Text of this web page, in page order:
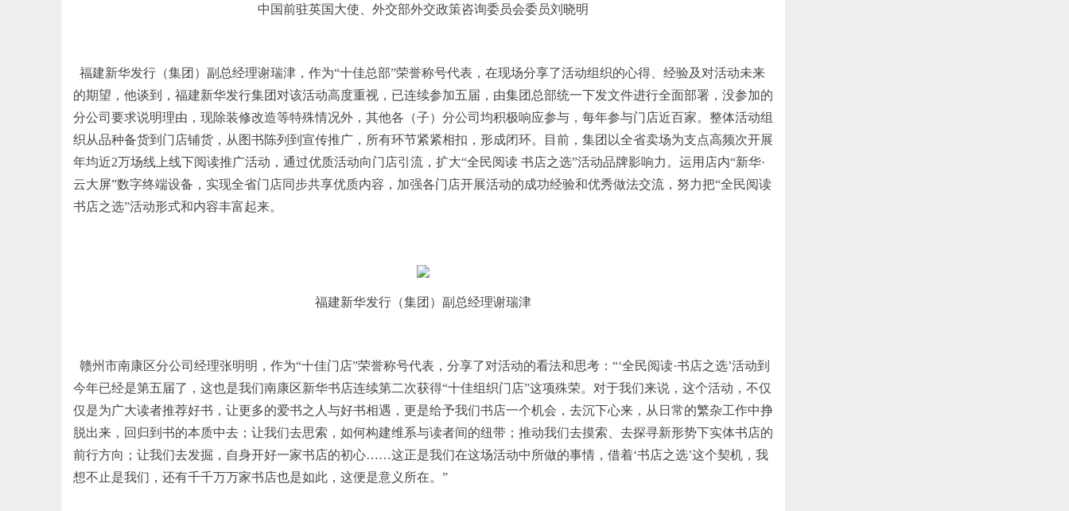
中国前驻英国大使、外交部外交政策咨询委员会委员刘晓明
福建新华发行（集团）副总经理谢瑞津，作为“十佳总部”荣誉称号代表，在现场分享了活动组织的心得、经验及对活动未来
的期望，他谈到，福建新华发行集团对该活动高度重视，已连续参加五届，由集团总部统一下发文件进行全面部署，没参加的
分公司要求说明理由，现除装修改造等特殊情况外，其他各（子）分公司均积极响应参与，每年参与门店近百家。整体活动组
织从品种备货到门店铺货，从图书陈列到宣传推广，所有环节紧紧相扣，形成闭环。目前，集团以全省卖场为支点高频次开展
年均近2万场线上线下阅读推广活动，通过优质活动向门店引流，扩大“全民阅读 书店之选”活动品牌影响力。运用店内“新华·
云大屏”数字终端设备，实现全省门店同步共享优质内容，加强各门店开展活动的成功经验和优秀做法交流，努力把“全民阅读
书店之选”活动形式和内容丰富起来。
福建新华发行（集团）副总经理谢瑞津
赣州市南康区分公司经理张明明，作为“十佳门店”荣誉称号代表， 分享了对活动的看法和思考：“‘全民阅读·书店之选’活动到
今年已经是第五届了，这也是我们南康区新华书店连续第二次获得“十佳组织门店”这项殊荣。对于我们来说，这个活动，不仅
仅是为广大读者推荐好书，让更多的爱书之人与好书相遇，更是给予我们书店一个机会，去沉下心来，从日常的繁杂工作中挣
脱出来，回归到书的本质中去；让我们去思索，如何构建维系与读者间的纽带；推动我们去摸索、去探寻新形势下实体书店的
前行方向；让我们去发掘，自身开好一家书店的初心……这正是我们在这场活动中所做的事情，借着‘书店之选’这个契机，我
想不止是我们，还有千千万万家书店也是如此，这便是意义所在。 ”